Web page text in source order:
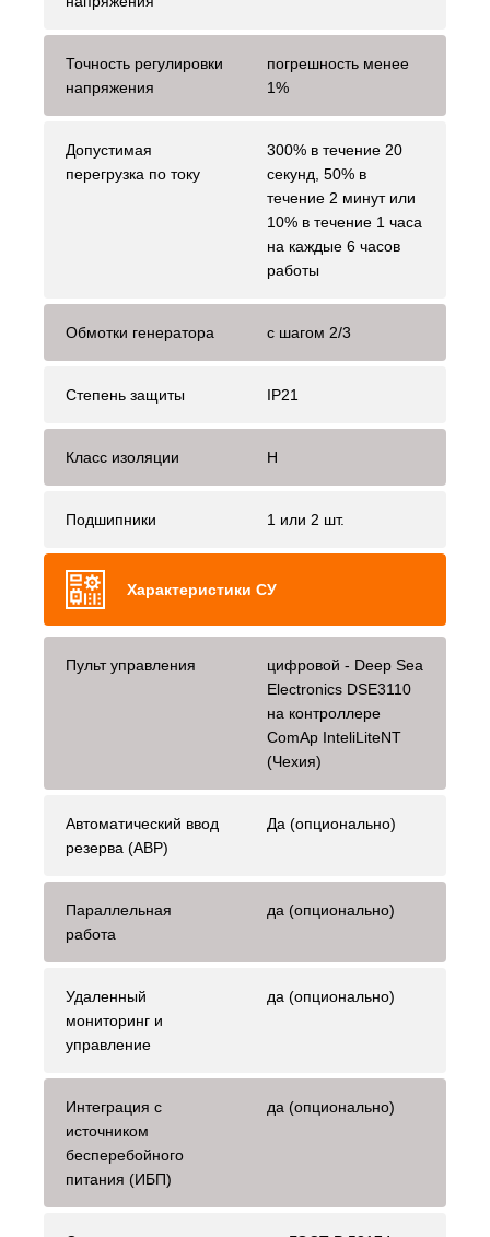
Точность регулировки
напряжения
погрешность менее
1%
Допустимая
перегрузка по току
300% в течение 20
секунд, 50% в
течение 2 минут или
10% в течение 1 часа
на каждые 6 часов
работы
Обмотки генератора с шагом 2/3
Степень защиты IP21
Класс изоляции H
Подшипники 1 или 2 шт.
Характеристики СУ
Пульт управления
цифровой - Deep Sea
Electronics DSE3110
на контроллере
ComAp InteliLiteNT
(Чехия)
Автоматический ввод
резерва (АВР)
Да (опционально)
Параллельная
работа
да (опционально)
Удаленный
мониторинг и
управление
да (опционально)
Интеграция с
источником
бесперебойного
питания (ИБП)
да (опционально)